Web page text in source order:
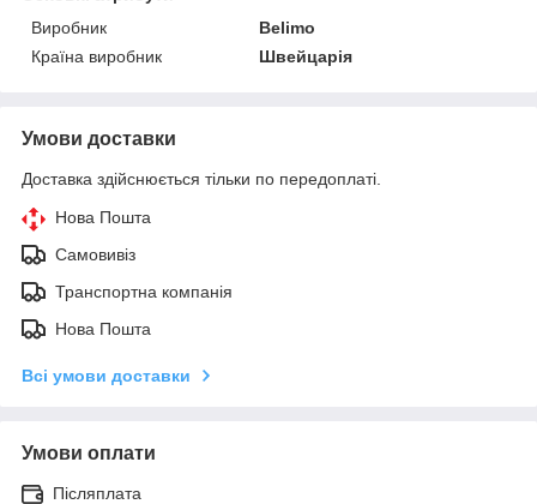
Виробник
Belimo
Країна виробник
Швейцарія
Умови доставки
Доставка здійснюється тільки по передоплаті.
Нова Пошта
Самовивіз
Транспортна компанія
Нова Пошта
Всі умови доставки
Умови оплати
Післяплата